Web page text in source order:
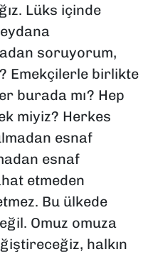
Lüks içinde
soruyorum,
Emekçilerle birlikte
burada mı? Hep
miyiz? Herkes
esnaf
esnaf
etmeden
Bu ülkede
Omuz omuza
halkın